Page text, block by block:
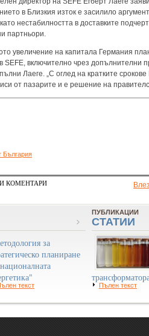
в Близкия изток е засилило
нестабилността в доставките
партньори.
увеличение на капитала Германия
SEFE, включително чрез допълнителни
Лаеге. „С оглед на кратките
от пазарите и е решение на
България
КОМЕНТАРИ Влез
за
планиране
текст
ПУБЛИКАЦИИ
СТАТИИ
Пълен текст